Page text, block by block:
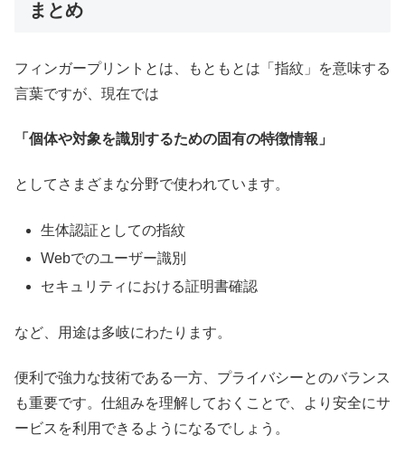
まとめ
フィンガープリントとは、もともとは「指紋」を意味する
言葉ですが、現在では
「個体や対象を識別するための固有の特徴情報」
としてさまざまな分野で使われています。
生体認証としての指紋
Webでのユーザー識別
セキュリティにおける証明書確認
など、用途は多岐にわたります。
便利で強力な技術である一方、プライバシーとのバランス
も重要です。仕組みを理解しておくことで、より安全にサ
ービスを利用できるようになるでしょう。